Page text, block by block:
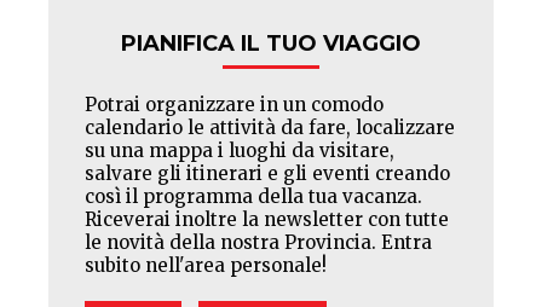
PIANIFICA IL TUO VIAGGIO
Potrai organizzare in un comodo
calendario le attività da fare, localizzare
su una mappa i luoghi da visitare,
salvare gli itinerari e gli eventi creando
così il programma della tua vacanza.
Riceverai inoltre la newsletter con tutte
le novità della nostra Provincia. Entra
subito nell'area personale!